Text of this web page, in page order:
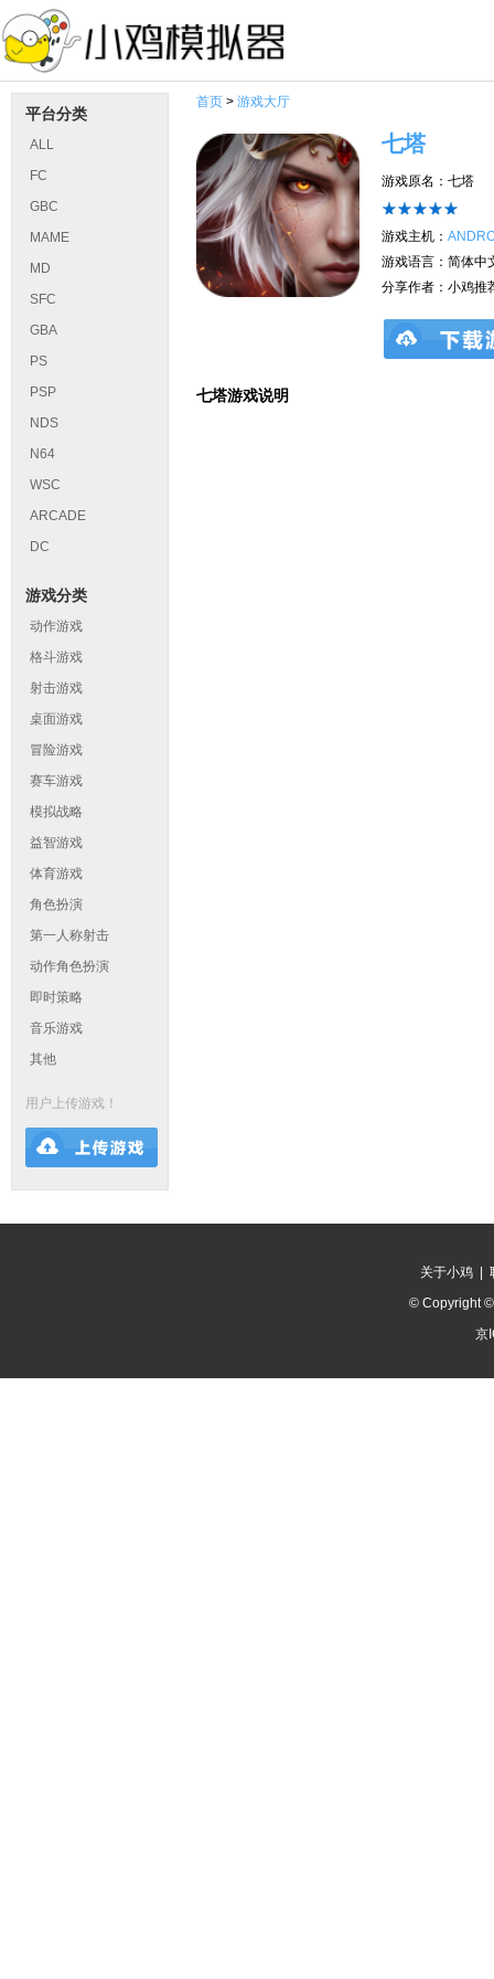
平台分类
ALL
FC
GBC
MAME
MD
SFC
GBA
PS
PSP
NDS
N64
WSC
ARCADE
DC
游戏分类
动作游戏
格斗游戏
射击游戏
桌面游戏
冒险游戏
赛车游戏
模拟战略
益智游戏
体育游戏
角色扮演
第一人称射击
动作角色扮演
即时策略
音乐游戏
其他
用户上传游戏！
首页 > 游戏大厅
七塔
游戏原名：七塔
游戏主机：
游戏语言：简体中
分享作者：小鸡推
七塔游戏说明
关于小鸡 |
© Copyright
京